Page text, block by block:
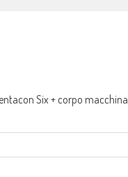
Six + corpo macchina